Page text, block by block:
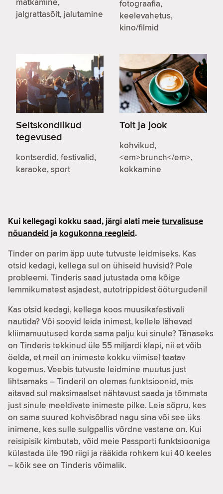
jalgrattasõit, jalutamine
fotograafia,
keelevahetus,
kino/filmid
Seltskondlikud
tegevused
kontserdid, festivalid,
karaoke, sport
Toit ja jook
kohvikud,
<em>brunch</em>,
kokkamine
Kui kellegagi kokku saad, järgi alati meieturvalisuse
nõuandeid ja kogukonna reegleid.
Tinder on parim äpp uute tutvuste leidmiseks. Kas
otsid kedagi, kellega sul on ühiseid huvisid? Pole
probleemi. Tinderis saad jutustada oma kõige
lemmikumatest asjadest, autotrippidest ööturgudeni!
Kas otsid kedagi, kellega koos muusikafestivali
nautida? Või soovid leida inimest, kellele lähevad
kliimamuutused korda sama palju kui sinule? Tänaseks
on Tinderis tekkinud üle 55 miljardi klapi, nii et võib
öelda, et meil on inimeste kokku viimisel teatav
kogemus. Veebis tutvuste leidmine muutus just
lihtsamaks – Tinderil on olemas funktsioonid, mis
aitavad sul maksimaalset nähtavust saada ja tõmmata
just sinule meeldivate inimeste pilke. Leia sõpru, kes
on sama suured kohvisõbrad nagu sina või see üks
inimene, kes sulle sulgpallis võrdne vastane on. Kui
reisipisik kimbutab, võid meie Passporti funktsiooniga
külastada üle 190 riigi ja rääkida rohkem kui 40 keeles
– kõik see on Tinderis võimalik.